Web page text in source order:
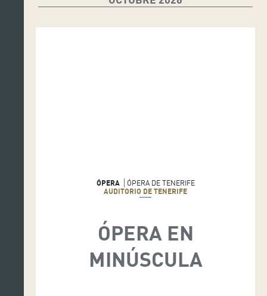
ÓPERA
ÓPERA DE TENERIFE
AUDITORIO DE TENERIFE
ÓPERA EN
MINÚSCULA